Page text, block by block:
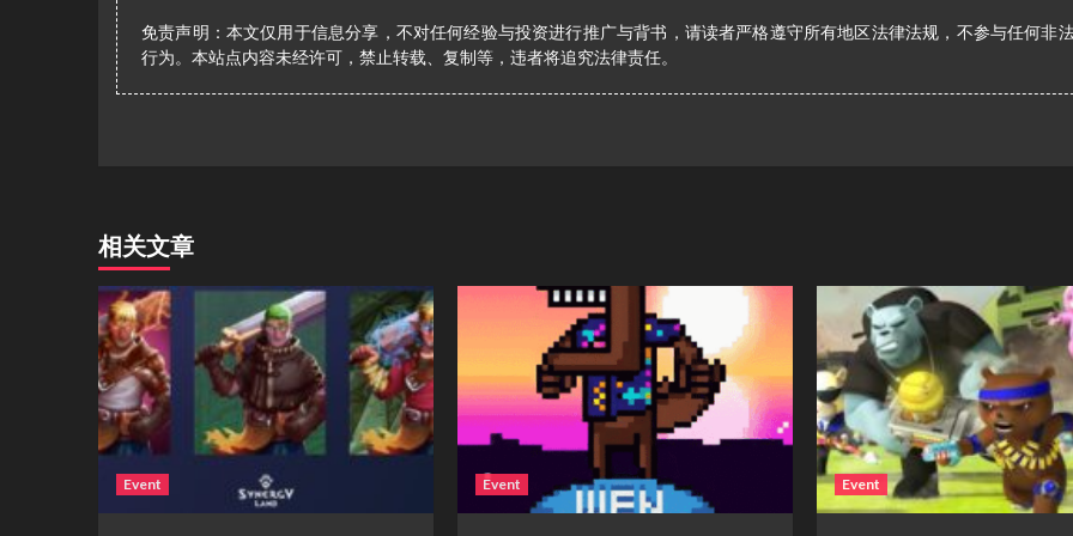
免责声明：本文仅用于信息分享，不对任何经验与投资进行推广与背书，请读者严格遵守所有地区法律法规，不参与任何非
行为。本站点内容未经许可，禁止转载、复制等，违者将追究法律责任。
相关文章
Event Event Event